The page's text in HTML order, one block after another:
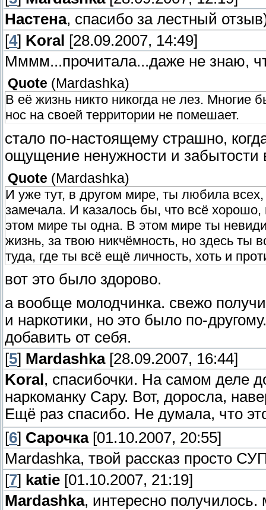
Настена, спасибо за лестный
[4] Koral [28.09.2007, 14:49]
Мммм...прочитала...даже не знаю,
Quote (Mardashka)
В её жизнь никто никогда не лез. Многие
нос на своей территории не помешает.
стало по-настоящему страшно,
ощущение ненужности и забытости
Quote (Mardashka)
И уже тут, в другом мире, ты любила
замечала. И казалось бы, что всё хорошо,
этом мире ты одна. В этом мире ты
жизнь, за твою никчёмность, но здесь ты
туда, где ты всё ещё личность, хоть и
вот это было здорово.
а вообще молодчинка. свежо
и наркотики, но это было по-
добавить от себя.
[5] Mardashka[28.09.2007, 16:44]
Koral, спасибочки. На самом деле
наркоманку Сару. Вот, доросла,
Ещё раз спасибо. Не думала, что
[6] Сарочка[01.10.2007, 20:55]
Mardashka, твой рассказ просто
[7] katie [01.10.2007, 21:19]
Mardashka, интересно